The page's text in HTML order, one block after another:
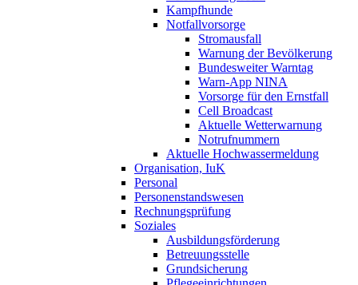
Kampfhunde
Notfallvorsorge
Stromausfall
Warnung der Bevölkerung
Bundesweiter Warntag
Warn-App NINA
Vorsorge für den Ernstfall
Cell Broadcast
Aktuelle Wetterwarnung
Notrufnummern
Aktuelle Hochwassermeldung
Organisation, IuK
Personal
Personenstandswesen
Rechnungsprüfung
Soziales
Ausbildungsförderung
Betreuungsstelle
Grundsicherung